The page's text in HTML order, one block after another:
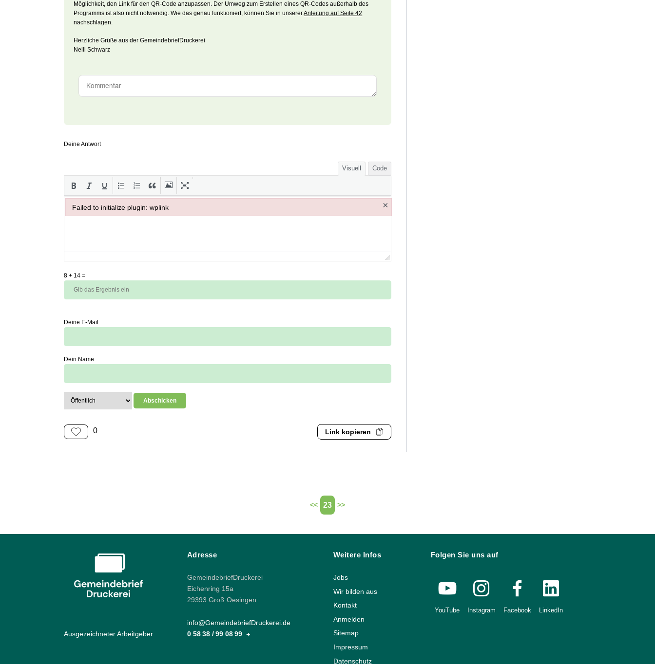
Möglichkeit, den Link für den QR-Code anzupassen. Der Umweg zum Erstellen eines QR-Codes außerhalb des
Programms ist also nicht notwendig. Wie das genau funktioniert, können Sie in unsererAnleitung auf Seite 42
nachschlagen.
Herzliche Grüße aus der GemeindebriefDruckerei
Nelli Schwarz
Deine Antwort
Visuell Code
8 + 14 =
Deine E-Mail
Dein Name
0 Link kopieren
<< 23 >>
Ausgezeichneter Arbeitgeber
Adresse
GemeindebriefDruckerei
Eichenring 15a
29393 Groß Oesingen
info@GemeindebriefDruckerei.de
0 58 38 / 99 08 99
Weitere Infos
Jobs
Wir bilden aus
Kontakt
Anmelden
Sitemap
Impressum
Datenschutz
Folgen Sie uns auf
YouTube Instagram Facebook LinkedIn
Failed to initialize plugin: wplink ×
Failed to initialize plugin: wplink